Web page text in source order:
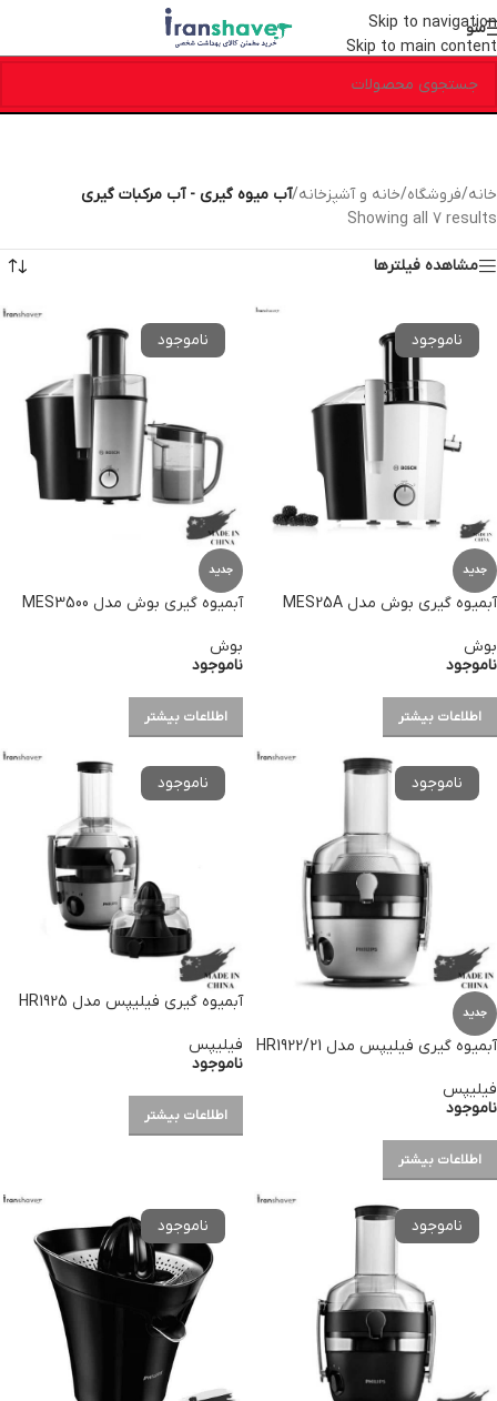
Skip to navigation
Skip to main content
منو
خانه/فروشگاه/خانه و آشپزخانه/آب میوه گیری - آب مرکبات گیری
Showing all 7 results
مشاهده فیلترها
جدید
آبمیوه گیری بوش مدل MES25A
بوش
ناموجود
اطلاعات بیشتر
جدید
آبمیوه گیری بوش مدل MES3500
بوش
ناموجود
اطلاعات بیشتر
جدید
آبمیوه گیری فیلیپس مدل HR1922/21
فیلیپس
ناموجود
اطلاعات بیشتر
آبمیوه گیری فیلیپس مدل HR1925
فیلیپس
ناموجود
اطلاعات بیشتر